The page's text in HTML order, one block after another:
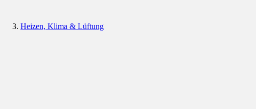
Heizen, Klima & Lüftung